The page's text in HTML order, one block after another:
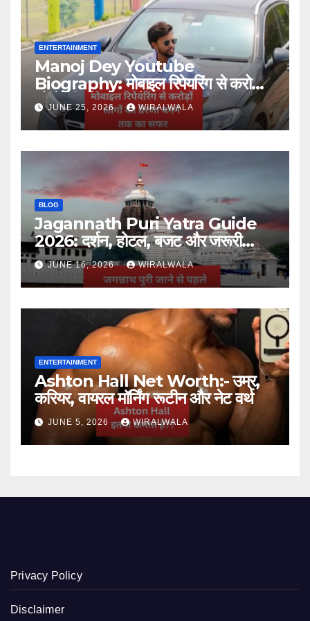
ENTERTAINMENT
Manoj Dey Youtube
Biography: मोबाइल रिपेयरिंग से करोड़ों
लोगों की प्रेरणा बनने तक का सफर
JUNE 25, 2026 WIRALWALA
BLOG
Jagannath Puri Yatra Guide
2026: दर्शन, होटल, बजट और जरूरी
जानकारी
JUNE 16, 2026 WIRALWALA
ENTERTAINMENT
Ashton Hall Net Worth:- उम्र,
करियर, वायरल मॉर्निंग रूटीन और नेट वर्थ
JUNE 5, 2026 WIRALWALA
Privacy Policy
Disclaimer